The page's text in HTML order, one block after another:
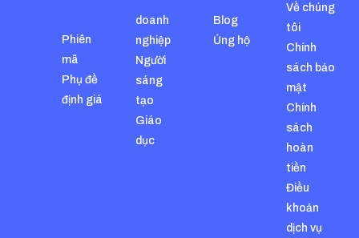
Phiên
mã
Phụ đề
định giá
doanh
nghiệp
Người
sáng
tạo
Giáo
dục
Blog
Ủng hộ
Về chúng
tôi
Chính
sách bảo
mật
Chính
sách
hoàn
tiền
Điều
khoản
dịch vụ